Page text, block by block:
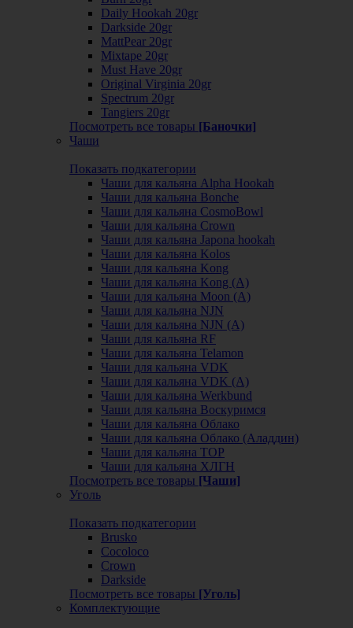
Daily Hookah 20gr
Darkside 20gr
MattPear 20gr
Mixtape 20gr
Must Have 20gr
Original Virginia 20gr
Spectrum 20gr
Tangiers 20gr
Посмотреть все товары [Баночки]
Чаши
Показать подкатегории
Чаши для кальяна Alpha Hookah
Чаши для кальяна Bonche
Чаши для кальяна CosmoBowl
Чаши для кальяна Crown
Чаши для кальяна Japona hookah
Чаши для кальяна Kolos
Чаши для кальяна Kong
Чаши для кальяна Kong (A)
Чаши для кальяна Moon (А)
Чаши для кальяна NJN
Чаши для кальяна NJN (А)
Чаши для кальяна RF
Чаши для кальяна Telamon
Чаши для кальяна VDK
Чаши для кальяна VDK (А)
Чаши для кальяна Werkbund
Чаши для кальяна Воскуримся
Чаши для кальяна Облако
Чаши для кальяна Облако (Аладдин)
Чаши для кальяна ТОР
Чаши для кальяна ХЛГН
Посмотреть все товары [Чаши]
Уголь
Показать подкатегории
Brusko
Cocoloco
Crown
Darkside
Посмотреть все товары [Уголь]
Комплектующие